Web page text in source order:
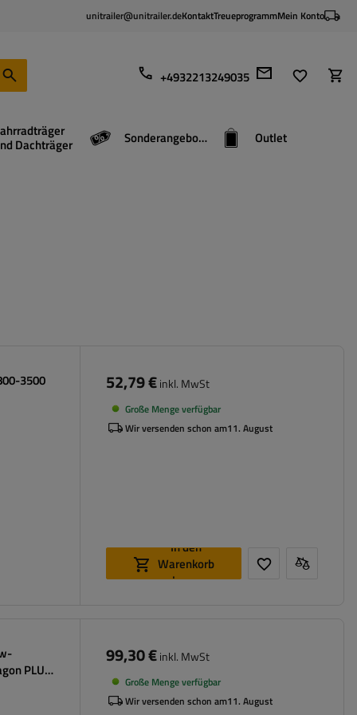
unitrailer@unitrailer.deKontaktTreueprogrammMein Konto
+4932213249035
Dachträger Sonderangebote Outlet
3500
52,79 €inkl. MwSt
Große Menge verfügbar
Wir versenden schon am11. August
In den
Warenkorb
legen
PLUS,
99,30 €inkl. MwSt
Große Menge verfügbar
Wir versenden schon am11. August